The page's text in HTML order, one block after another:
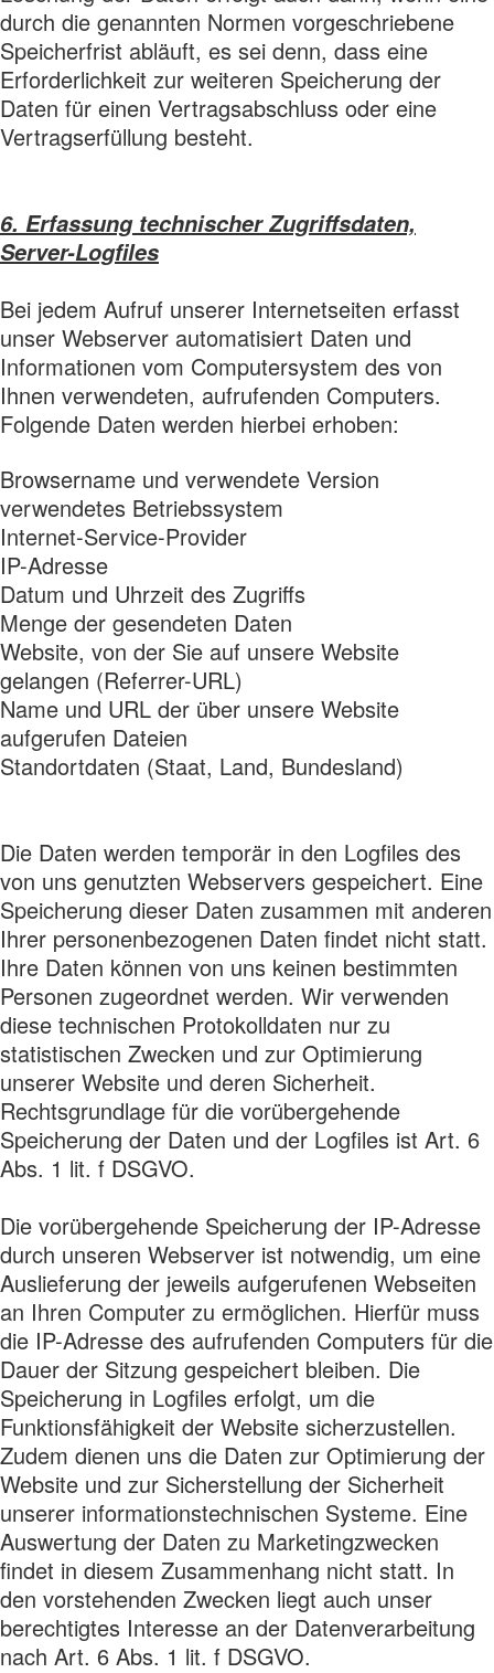
durch die genannten Normen vorgeschriebene
Speicherfrist abläuft, es sei denn, dass eine
Erforderlichkeit zur weiteren Speicherung der
Daten für einen Vertragsabschluss oder eine
Vertragserfüllung besteht.
6. Erfassung technischer Zugriffsdaten,
Server-Logfiles
Bei jedem Aufruf unserer Internetseiten erfasst
unser Webserver automatisiert Daten und
Informationen vom Computersystem des von
Ihnen verwendeten, aufrufenden Computers.
Folgende Daten werden hierbei erhoben:
Browsername und verwendete Version
verwendetes Betriebssystem
Internet-Service-Provider
IP-Adresse
Datum und Uhrzeit des Zugriffs
Menge der gesendeten Daten
Website, von der Sie auf unsere Website
gelangen (Referrer-URL)
Name und URL der über unsere Website
aufgerufen Dateien
Standortdaten (Staat, Land, Bundesland)
Die Daten werden temporär in den Logfiles des
von uns genutzten Webservers gespeichert. Eine
Speicherung dieser Daten zusammen mit anderen
Ihrer personenbezogenen Daten findet nicht statt.
Ihre Daten können von uns keinen bestimmten
Personen zugeordnet werden. Wir verwenden
diese technischen Protokolldaten nur zu
statistischen Zwecken und zur Optimierung
unserer Website und deren Sicherheit.
Rechtsgrundlage für die vorübergehende
Speicherung der Daten und der Logfiles ist Art. 6
Abs. 1 lit. f DSGVO.
Die vorübergehende Speicherung der IP-Adresse
durch unseren Webserver ist notwendig, um eine
Auslieferung der jeweils aufgerufenen Webseiten
an Ihren Computer zu ermöglichen. Hierfür muss
die IP-Adresse des aufrufenden Computers für die
Dauer der Sitzung gespeichert bleiben. Die
Speicherung in Logfiles erfolgt, um die
Funktionsfähigkeit der Website sicherzustellen.
Zudem dienen uns die Daten zur Optimierung der
Website und zur Sicherstellung der Sicherheit
unserer informationstechnischen Systeme. Eine
Auswertung der Daten zu Marketingzwecken
findet in diesem Zusammenhang nicht statt. In
den vorstehenden Zwecken liegt auch unser
berechtigtes Interesse an der Datenverarbeitung
nach Art. 6 Abs. 1 lit. f DSGVO.